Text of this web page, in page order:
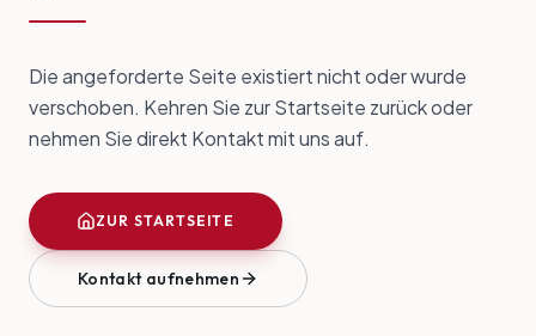
Die angeforderte Seite existiert nicht oder wurde
verschoben. Kehren Sie zur Startseite zurück oder
nehmen Sie direkt Kontakt mit uns auf.
ZUR STARTSEITE
Kontakt aufnehmen